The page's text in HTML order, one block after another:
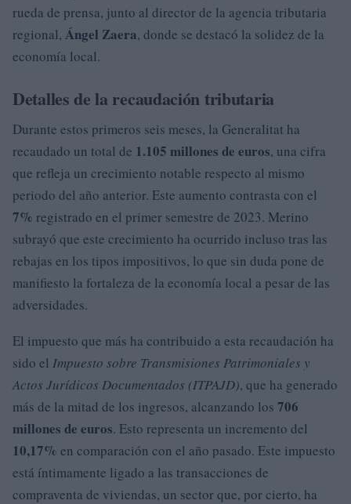
rueda de prensa, junto al director de la agencia tributaria
regional, Ángel Zaera, donde se destacó la solidez de la
economía local.
Detalles de la recaudación tributaria
Durante estos primeros seis meses, la Generalitat ha
recaudado un total de 1.105 millones de euros, una cifra
que refleja un crecimiento notable respecto al mismo
periodo del año anterior. Este aumento contrasta con el
7% registrado en el primer semestre de 2023. Merino
subrayó que este crecimiento ha ocurrido incluso tras las
rebajas en los tipos impositivos, lo que sin duda pone de
manifiesto la fortaleza de la economía local a pesar de las
adversidades.
El impuesto que más ha contribuido a esta recaudación ha
sido el Impuesto sobre Transmisiones Patrimoniales y
Actos Jurídicos Documentados (ITPAJD), que ha generado
más de la mitad de los ingresos, alcanzando los 706
millones de euros. Esto representa un incremento del
10,17% en comparación con el año pasado. Este impuesto
está íntimamente ligado a las transacciones de
compraventa de viviendas, un sector que, por cierto, ha